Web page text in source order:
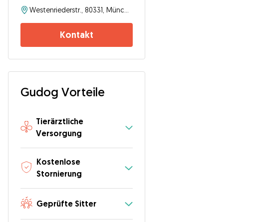
Kontakt
Gudog Vorteile
Tierärztliche
Versorgung
Kostenlose
Stornierung
Geprüfte Sitter